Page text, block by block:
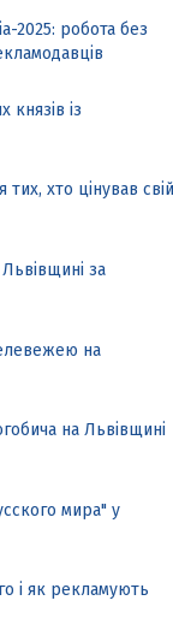
2025: робота без
із
тих, хто цінував свій
за
на
на Львівщині
мира" у
і як рекламують